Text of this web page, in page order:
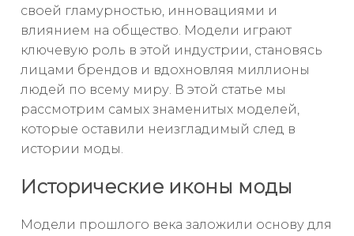
своей гламурностью, инновациями и
влиянием на общество. Модели играют
ключевую роль в этой индустрии, становясь
лицами брендов и вдохновляя миллионы
людей по всему миру. В этой статье мы
рассмотрим самых знаменитых моделей,
которые оставили неизгладимый след в
истории моды.
Исторические иконы моды
Модели прошлого века заложили основу для